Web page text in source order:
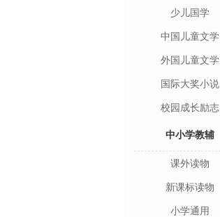
少儿国学
中国儿童文学
外国儿童文学
国际大奖小说
校园成长励志
中小学教辅
课外读物
新课标读物
小学通用